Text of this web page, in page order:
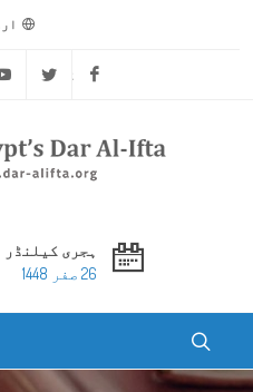
Facebook
ہجری کیلنڈر
26 صفر 1448